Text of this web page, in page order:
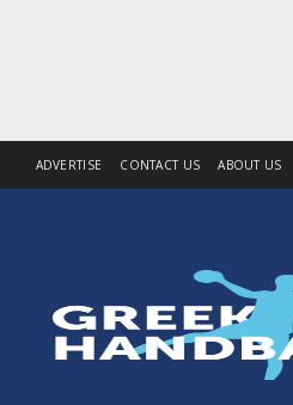
ADVERTISE CONTACT US ABOUT US